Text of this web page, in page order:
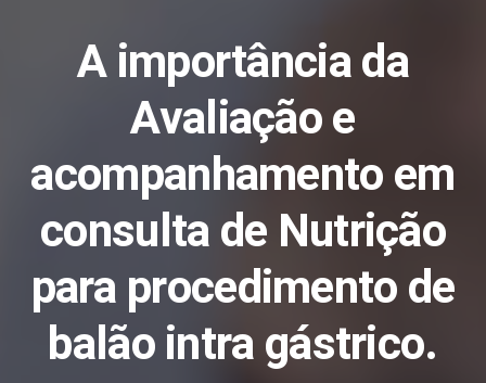
A importância da
Avaliação e
acompanhamento em
consulta de Nutrição
para procedimento de
balão intra gástrico.